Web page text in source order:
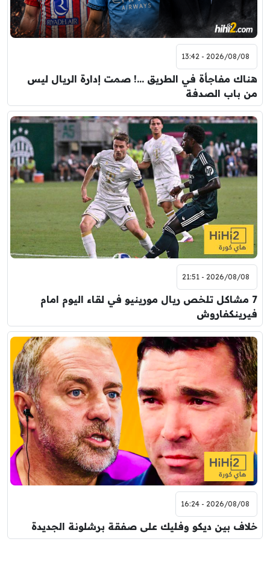
2026/08/08 - 13:42
هناك مفاجأة في الطريق …! صمت إدارة الريال ليس
من باب الصدفة
2026/08/08 - 21:51
7 مشاكل تلخص ريال مورينيو في لقاء اليوم امام
فيرينكفاروش
2026/08/08 - 16:24
خلاف بين ديكو وفليك على صفقة برشلونة الجديدة